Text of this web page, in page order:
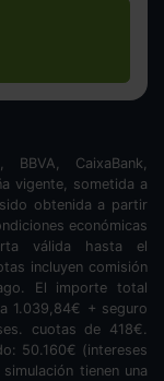
CaixaBank,
vigente, sometida a
obtenida a partir
económicas
válida hasta el
incluyen comisión
El importe total
1.039,84€ + seguro
cuotas de 418€.
50.160€ (intereses
tienen una